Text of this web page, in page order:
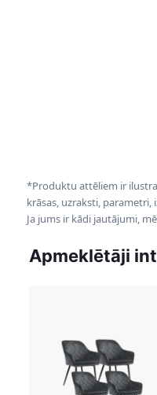
*Produktu attēliem ir
krāsas, uzraksti,
Ja jums ir kādi jautājumi,
Apmeklētāji